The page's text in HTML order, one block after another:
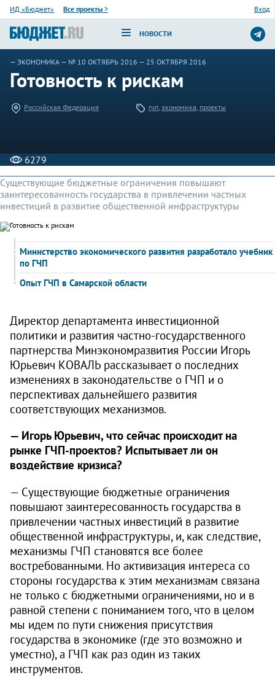
ИД «Бюджет» Все проекты > Вход
НОВОСТИ
— ЭКОНОМИКА — № 10 ОКТЯБРЬ 2016 — 25 ОКТЯБРЯ 2016
Готовность к рискам
Российская Федерация гчп, экономика, проекты
6279
Существующие бюджетные ограничения повышают
заинтересованность государства в привлечении частных
инвестиций в развитие общественной инфраструктуры
Министерство экономического развития разработало учебник
по ГЧП
Опыт ГЧП в Самарской области
Директор департамента инвестиционной
политики и развития частно-государственного
партнерства Минэкономразвития России Игорь
Юрьевич КОВАЛЬ рассказывает о последних
изменениях в законодательстве о ГЧП и о
перспективах дальнейшего развития
соответствующих механизмов.
— Игорь Юрьевич, что сейчас происходит на
рынке ГЧП-проектов? Испытывает ли он
воздействие кризиса?
— Существующие бюджетные ограничения
повышают заинтересованность государства в
привлечении частных инвестиций в развитие
общественной инфраструктуры, и, как следствие,
механизмы ГЧП становятся все более
востребованными. Но активизация интереса со
стороны государства к этим механизмам связана
не только с бюджетными ограничениями, но и в
равной степени с пониманием того, что в целом
мы идем по пути снижения присутствия
государства в экономике (где это возможно и
уместно), а ГЧП как раз один из таких
инструментов.